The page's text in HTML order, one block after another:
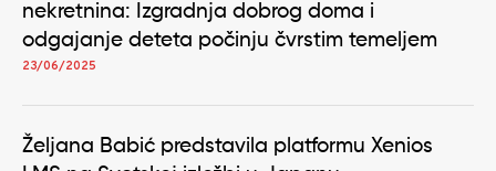
nekretnina: Izgradnja dobrog doma i
odgajanje deteta počinju čvrstim temeljem
23/06/2025
Željana Babić predstavila platformu Xenios